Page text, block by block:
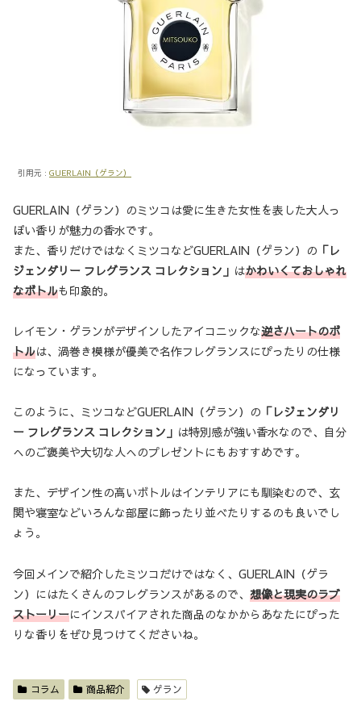
引用元 : GUERLAIN（ゲラン）
GUERLAIN（ゲラン）のミツコは愛に生きた女性を表した大人っ
ぽい香りが魅力の香水です。
また、香りだけではなくミツコなどGUERLAIN（ゲラン）の 「レ
ジェンダリー フレグランス コレクション」 はかわいくておしゃれ
なボトルも印象的。
レイモン・ゲランがデザインしたアイコニックな逆さハートのボ
トルは、渦巻き模様が優美で名作フレグランスにぴったりの仕様
になっています。
このように、ミツコなどGUERLAIN（ゲラン）の 「レジェンダリ
ー フレグランス コレクション」 は特別感が強い香水なので、自分
へのご褒美や大切な人へのプレゼントにもおすすめです。
また、デザイン性の高いボトルはインテリアにも馴染むので、玄
関や寝室などいろんな部屋に飾ったり並べたりするのも良いでし
ょう。
今回メインで紹介したミツコだけではなく、GUERLAIN（ゲラ
ン）にはたくさんのフレグランスがあるので、 想像と現実のラブ
ストーリーにインスパイアされた商品のなかからあなたにぴった
りな香りをぜひ見つけてくださいね。
コラム 商品紹介 ゲラン